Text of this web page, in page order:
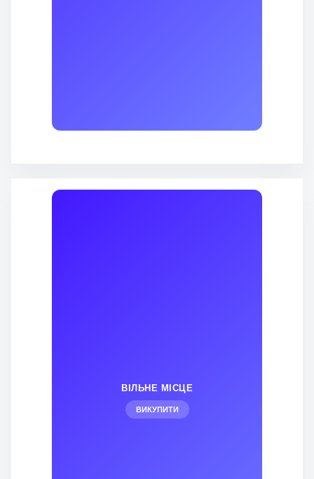
ВІЛЬНЕ МІСЦЕ
ВИКУПИТИ